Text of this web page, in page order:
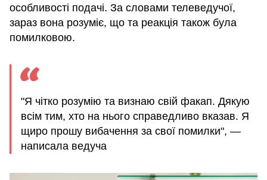
особливості подачі. За словами телеведучої,
зараз вона розуміє, що та реакція також була
помилковою.
"Я чітко розумію та визнаю свій факап. Дякую
всім тим, хто на нього справедливо вказав. Я
щиро прошу вибачення за свої помилки", —
написала ведуча